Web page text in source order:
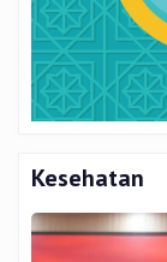
Kesehatan